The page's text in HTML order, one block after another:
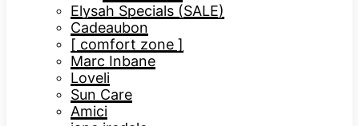
Elysah Specials (SALE)
Cadeaubon
[ comfort zone ]
Marc Inbane
Loveli
Sun Care
Amici